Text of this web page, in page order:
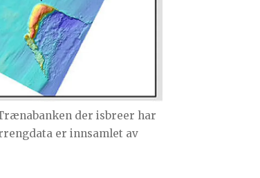
der isbreer har
er innsamlet av